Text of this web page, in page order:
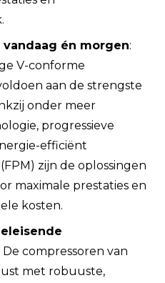
én morgen:
V-conforme
aan de strengste
onder meer
progressieve
efficiënt
zijn de oplossingen
maximale prestaties en
kosten.
De compressoren van
met robuuste,